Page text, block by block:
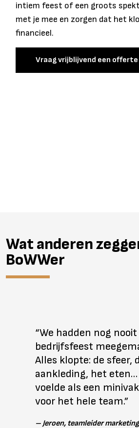
intiem feest of een groots
met je mee en zorgen dat het
financieel.
Vraag vrijblijvend een offerte
Wat anderen
BoWWer
“We hadden nog nooit
bedrijfsfeest
Alles klopte: de sfeer,
aankleding, het
voelde als een
voor het hele team.”
–Jeroen, teamleider marketing